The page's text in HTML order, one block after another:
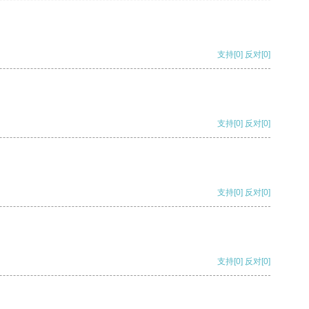
支持[0] 反对[0]
支持[0] 反对[0]
支持[0] 反对[0]
支持[0] 反对[0]